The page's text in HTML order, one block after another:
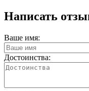
Написать
Ваше имя:
Достоинства: